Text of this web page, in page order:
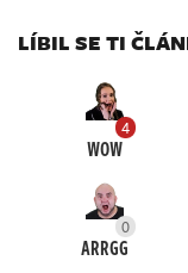
LÍBIL SE TI
4
WOW
0
ARRGG